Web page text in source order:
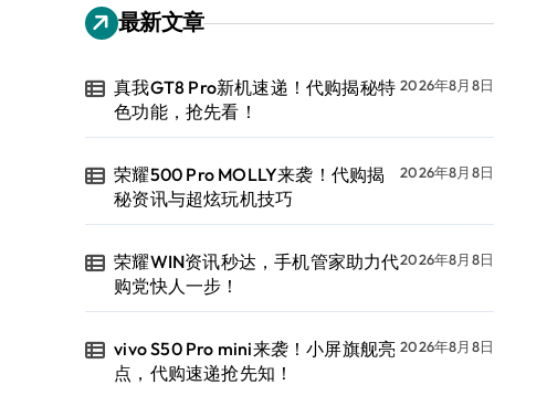
最新文章
真我GT8 Pro新机速递！代购揭秘特
色功能，抢先看！
2026年8月8日
荣耀500 Pro MOLLY来袭！代购揭
秘资讯与超炫玩机技巧
2026年8月8日
荣耀WIN资讯秒达，手机管家助力代
购党快人一步！
2026年8月8日
vivo S50 Pro mini来袭！小屏旗舰亮
点，代购速递抢先知！
2026年8月8日